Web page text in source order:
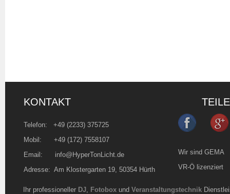
KONTAKT
Telefon: +49 (2233) 375725
Mobil: +49 (172) 7558107
Email: info@HyperTonLicht.de
Adresse: Am Klostergarten 19, 50354 Hürth
Ihr professioneller DJ, Fotobox und Veranstaltungstechnik
Wir sind GEMA
VR-Ö lizenziert